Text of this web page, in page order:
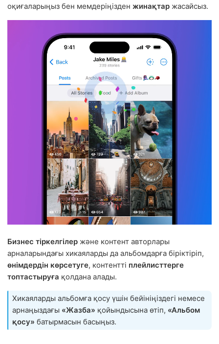
оқиғаларыңыз бен мемдеріңізден жинақтар жасайсыз.
Бизнес тіркелгілер және контент авторлары
арналарындағы хикаяларды да альбомдарға біріктіріп,
өнімдердін көрсетуге, контентті плейлисттерге
топтастыруға қолдана алады.
Хикаяларды альбомға қосу үшін бейініңіздегі немесе
арнаңыздағы «Жазба» қойындысына өтіп, «Альбом
қосу» батырмасын басыңыз.